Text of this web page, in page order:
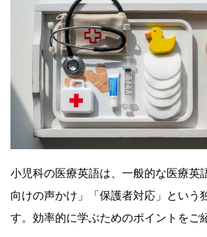
小児科の医療英語は、一般的な医療英
向けの声かけ」「保護者対応」という
す。効率的に学ぶためのポイントをご